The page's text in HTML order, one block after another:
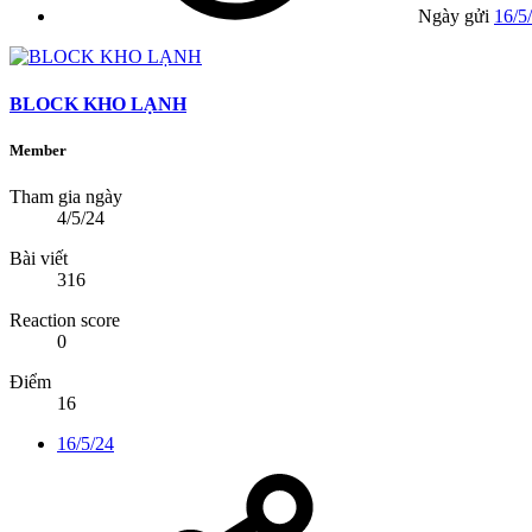
Ngày gửi 16/
BLOCK KHO LẠNH
Member
Tham gia ngày
4/5/24
Bài viết
316
Reaction score
0
Điểm
16
16/5/24